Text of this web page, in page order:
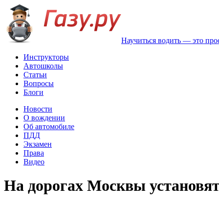
Научиться водить — это
Инструкторы
Автошколы
Статьи
Вопросы
Блоги
Новости
О вождении
Об автомобиле
ПДД
Экзамен
Права
Видео
На дорогах Москвы